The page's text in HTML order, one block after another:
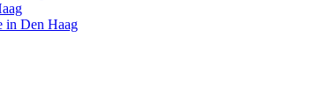
in Den Haag